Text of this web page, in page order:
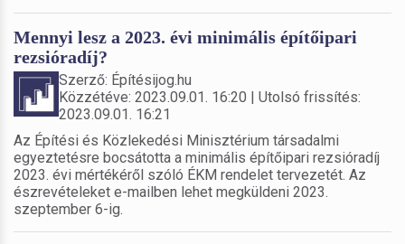
Mennyi lesz a 2023. évi minimális építőipari
rezsióradíj?
Szerző: Építésijog.hu
Közzétéve: 2023.09.01. 16:20 | Utolsó frissítés:
2023.09.01. 16:21
Az Építési és Közlekedési Minisztérium társadalmi
egyeztetésre bocsátotta a minimális építőipari rezsióradíj
2023. évi mértékéről szóló ÉKM rendelet tervezetét. Az
észrevételeket e-mailben lehet megküldeni 2023.
szeptember 6-ig.